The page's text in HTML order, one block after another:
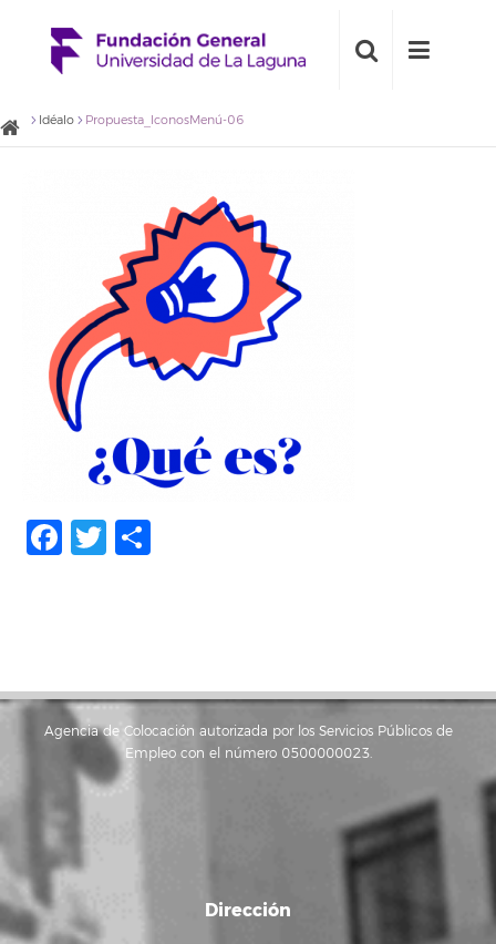
Idéalo Propuesta_IconosMenú-06
Facebook
Twitter
Agencia de Colocación autorizada por los Servicios Públicos de
Empleo con el número 0500000023.
Dirección